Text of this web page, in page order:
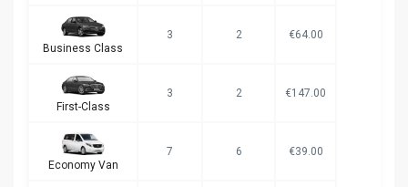
Business Class
3 2 €64.00
First-Class
3 2 €147.00
Economy Van
7 6 €39.00